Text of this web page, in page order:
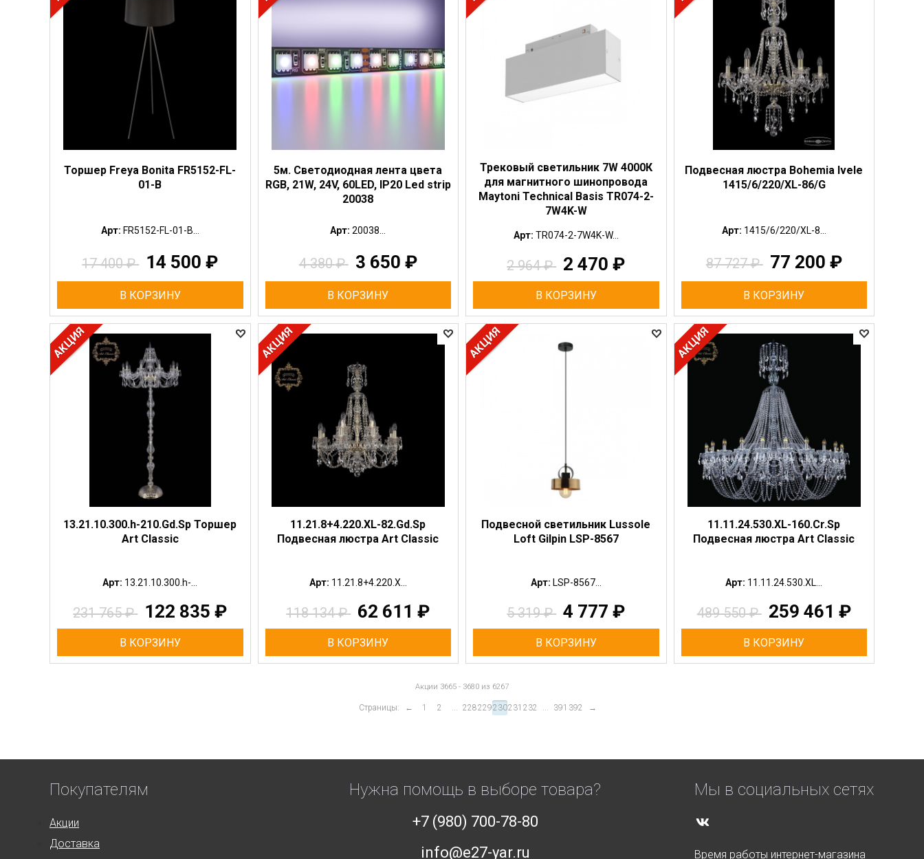
Торшер Freya Bonita FR5152-FL-
01-B
Арт: FR5152-FL-01-B...
17 400₽ 14 500₽
В КОРЗИНУ
5м. Светодиодная лента цвета
RGB, 21W, 24V, 60LED, IP20 Led strip
20038
Арт:20038...
4 380₽ 3 650 ₽
В КОРЗИНУ
Трековый светильник 7W 4000К
для магнитного шинопровода
Maytoni Technical Basis TR074-2-
7W4K-W
Арт: TR074-2-7W4K-W...
2 964₽ 2 470₽
В КОРЗИНУ
Подвесная люстра Bohemia Ivele
1415/6/220/XL-86/G
Арт: 1415/6/220/XL-8...
87 727₽ 77 200 ₽
В КОРЗИНУ
13.21.10.300.h-210.Gd.Sp Торшер
Art Classic
Арт: 13.21.10.300.h-...
231 765₽ 122 835₽
В КОРЗИНУ
11.21.8+4.220.XL-82.Gd.Sp
Подвесная люстра Art Classic
Арт: 11.21.8+4.220.X...
118 134₽ 62 611₽
В КОРЗИНУ
Подвесной светильник Lussole
Loft Gilpin LSP-8567
Арт: LSP-8567...
5 319₽ 4 777₽
В КОРЗИНУ
11.11.24.530.XL-160.Cr.Sp
Подвесная люстра Art Classic
Арт: 11.11.24.530.XL...
489 550₽ 259 461 ₽
В КОРЗИНУ
Акции 3665 - 3680 из 6267
Страницы: ← 1 2 ... 228229230231 232 ... 391 392 →
Покупателям
Акции
Доставка
Нужна помощь в выборе товара?
+7 (980) 700-78-80
info@e27-yar.ru
Мы в социальных сетях
Время работы интернет-магазина